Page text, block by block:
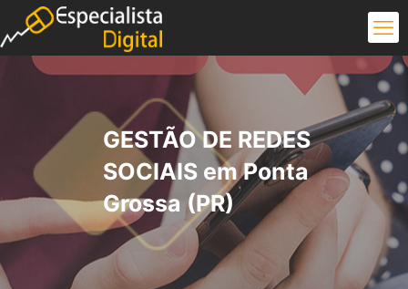
GESTÃO DE REDES
SOCIAIS em Ponta
Grossa (PR)